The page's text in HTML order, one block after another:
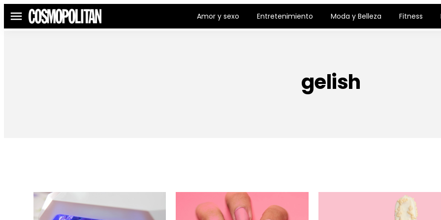
Menú Amor y sexo Entretenimiento Moda y Belleza Fitness
gelish